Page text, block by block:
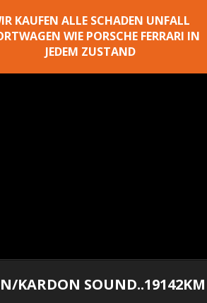
KAUFEN ALLE SCHADEN UNFALL
WIE PORSCHE FERRARI IN
JEDEM ZUSTAND
KARDON SOUND..19142KM